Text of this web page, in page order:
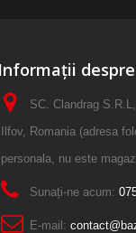
Informații
SC. Clandrag
Ilfov, Romania (adresa
personala, nu este
Sunați-ne acum:
E-mail: